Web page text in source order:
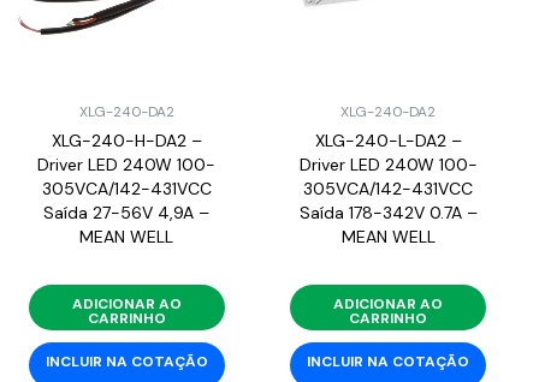
XLG-240-DA2
XLG-240-H-DA2 –
Driver LED 240W 100-
305VCA/142-431VCC
Saída 27-56V 4,9A –
MEAN WELL
ADICIONAR AO
CARRINHO
INCLUIR NA COTAÇÃO
XLG-240-DA2
XLG-240-L-DA2 –
Driver LED 240W 100-
305VCA/142-431VCC
Saída 178-342V 0.7A –
MEAN WELL
ADICIONAR AO
CARRINHO
INCLUIR NA COTAÇÃO